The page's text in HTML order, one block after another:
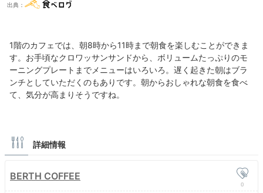
出典：
1階のカフェでは、朝8時から11時まで朝食を楽しむことができま
す。お手頃なクロワッサンサンドから、ボリュームたっぷりのモ
ーニングプレートまでメニューはいろいろ。遅く起きた朝はブラ
ンチとしていただくのもありです。朝からおしゃれな朝食を食べ
て、気分が高まりそうですね。
詳細情報
BERTH COFFEE
0